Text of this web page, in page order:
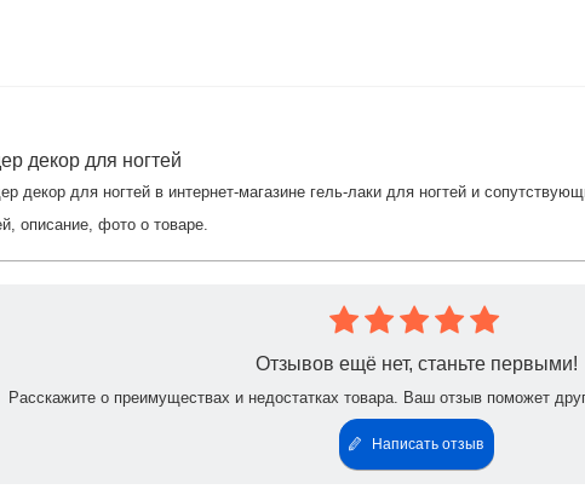
декор для ногтей
декор для ногтей в интернет-магазине гель-лаки для ногтей и
описание, фото о товаре.
Отзывов ещё нет, станьте первыми!
Расскажите о преимуществах и недостатках товара. Ваш отзыв поможет
Написать отзыв